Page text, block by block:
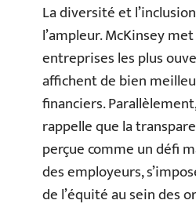
La diversité et
l’ampleur. McKinsey
entreprises les plus
affichent de bien
financiers.
rappelle que la
perçue comme un défi
des employeurs,
de l’équité au sein des